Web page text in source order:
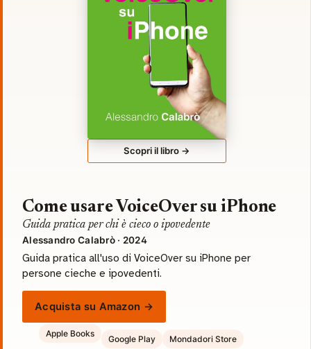
Scopri il libro →
Come usare VoiceOver su iPhone
Guida pratica per chi è cieco o ipovedente
Alessandro Calabrò · 2024
Guida pratica all'uso di VoiceOver su iPhone per
persone cieche e ipovedenti.
Acquista su Amazon →
Apple Books
Google Play Mondadori Store